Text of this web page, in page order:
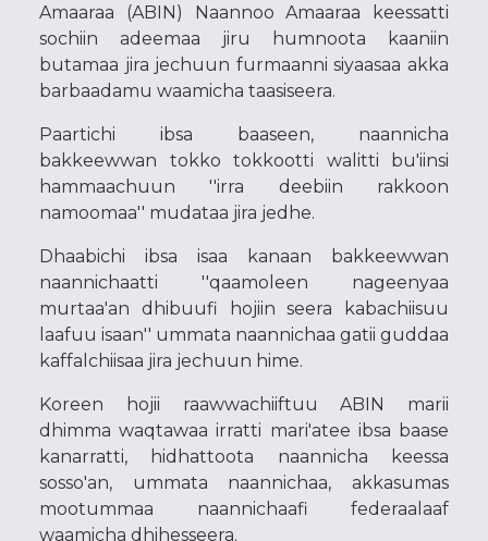
Amaaraa (ABIN) Naannoo Amaaraa keessatti
sochiin adeemaa jiru humnoota kaaniin
butamaa jira jechuun furmaanni siyaasaa akka
barbaadamu waamicha taasiseera.
Paartichi ibsa baaseen, naannicha
bakkeewwan tokko tokkootti walitti bu'iinsi
hammaachuun ''irra deebiin rakkoon
namoomaa'' mudataa jira jedhe.
Dhaabichi ibsa isaa kanaan bakkeewwan
naannichaatti ''qaamoleen nageenyaa
murtaa'an dhibuufi hojiin seera kabachiisuu
laafuu isaan'' ummata naannichaa gatii guddaa
kaffalchiisaa jira jechuun hime.
Koreen hojii raawwachiiftuu ABIN marii
dhimma waqtawaa irratti mari'atee ibsa baase
kanarratti, hidhattoota naannicha keessa
sosso'an, ummata naannichaa, akkasumas
mootummaa naannichaafi federaalaaf
waamicha dhihesseera.